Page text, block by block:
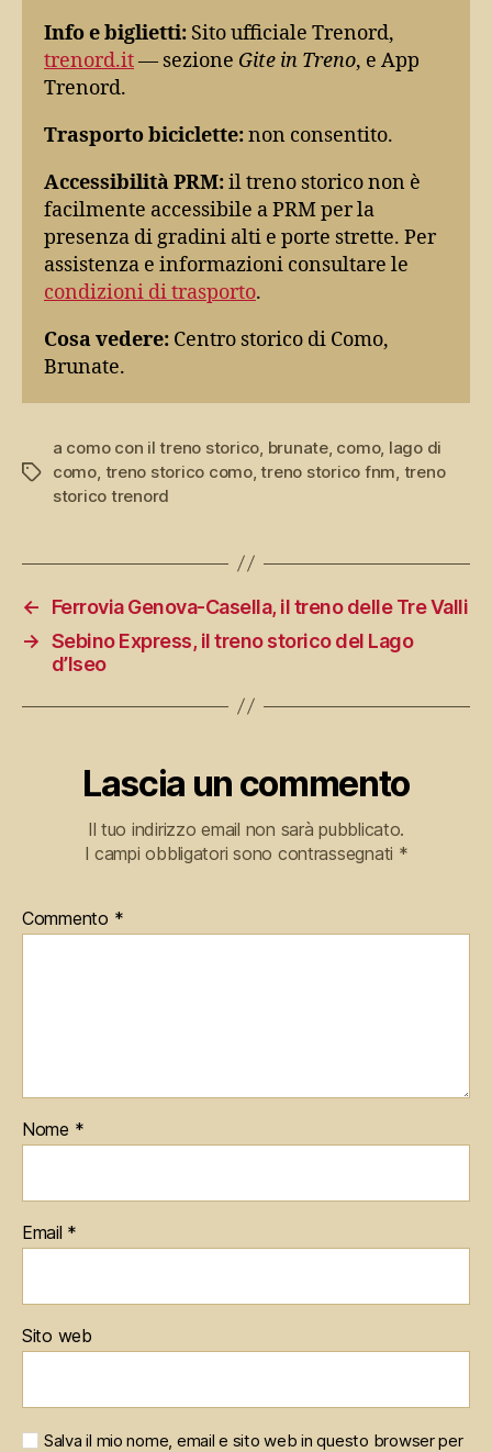
Info e biglietti: Sito ufficiale Trenord,
trenord.it— sezione Gite in Treno, e App
Trenord.
Trasporto biciclette:non consentito.
Accessibilità PRM:il treno storico non è
facilmente accessibile a PRM per la
presenza di gradini alti e porte strette. Per
assistenza e informazioni consultare le
condizioni di trasporto.
Cosa vedere: Centro storico di Como,
Brunate.
Tag
a como con il treno storico brunate, como, lago di
como treno storico como,treno storico fnm treno
storico trenord
←
Ferrovia Genova-Casella, il treno delle Tre Valli
→ Sebino Express, il treno storico del Lago
d’Iseo
Lascia un commento
Il tuo indirizzo email non sarà pubblicato.
I campi obbligatori sono contrassegnati *
Commento *
Nome *
Email *
Sito web
Salva il mio nome, email e sito web in questo browser per